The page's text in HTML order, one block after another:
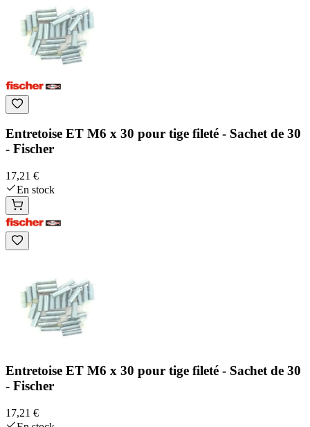
Entretoise ET M6 x 30 pour tige fileté - Sachet de 30
- Fischer
17,21 €
En stock
Entretoise ET M6 x 30 pour tige fileté - Sachet de 30
- Fischer
17,21 €